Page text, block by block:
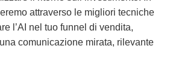
attraverso le migliori tecniche
l’AI nel tuo funnel di vendita,
comunicazione mirata, rilevante